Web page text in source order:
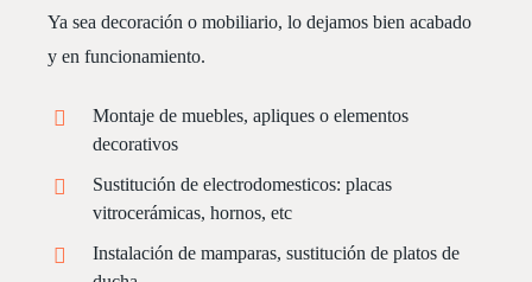
Ya sea decoración o mobiliario, lo dejamos bien acabado
y en funcionamiento.
Montaje de muebles, apliques o elementos
decorativos
Sustitución de electrodomesticos: placas
vitrocerámicas, hornos, etc
Instalación de mamparas, sustitución de platos de